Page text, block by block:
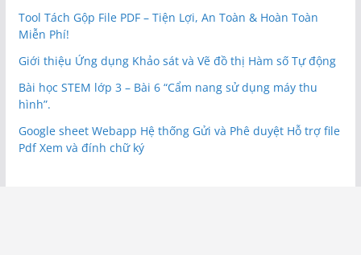
Tool Tách Gộp File PDF – Tiện Lợi, An Toàn & Hoàn Toàn
Miễn Phí!
Giới thiệu Ứng dụng Khảo sát và Vẽ đồ thị Hàm số Tự động
Bài học STEM lớp 3 – Bài 6 “Cẩm nang sử dụng máy thu
hình”.
Google sheet Webapp Hệ thống Gửi và Phê duyệt Hỗ trợ file
Pdf Xem và đính chữ ký